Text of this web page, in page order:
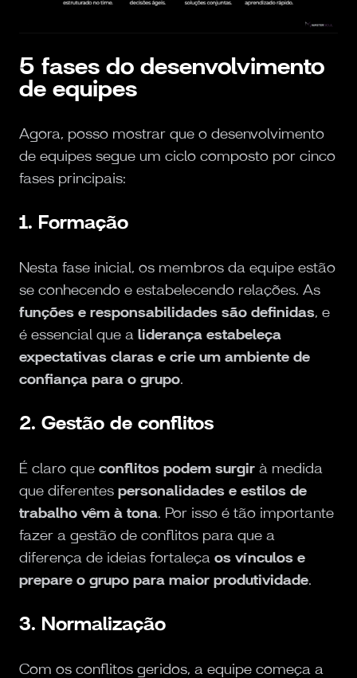
5 fases do desenvolvimento
de equipes
Agora, posso mostrar que o desenvolvimento
de equipes segue um ciclo composto por cinco
fases principais:
1. Formação
Nesta fase inicial, os membros da equipe estão
se conhecendo e estabelecendo relações. As
funções e responsabilidades são definidas, e
é essencial que a liderança estabeleça
expectativas claras e crie um ambiente de
confiança para o grupo.
2. Gestão de conflitos
É claro que conflitos podem surgir à medida
que diferentes personalidades e estilos de
trabalho vêm à tona. Por isso é tão importante
fazer a gestão de conflitos para que a
diferença de ideias fortaleça os vínculos e
prepare o grupo para maior produtividade.
3. Normalização
Com os conflitos geridos, a equipe começa a